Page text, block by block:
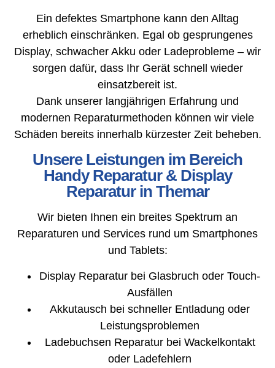
Ein defektes Smartphone kann den Alltag
erheblich einschränken. Egal ob gesprungenes
Display, schwacher Akku oder Ladeprobleme – wir
sorgen dafür, dass Ihr Gerät schnell wieder
einsatzbereit ist.
Dank unserer langjährigen Erfahrung und
modernen Reparaturmethoden können wir viele
Schäden bereits innerhalb kürzester Zeit beheben.
Unsere Leistungen im Bereich
Handy Reparatur & Display
Reparatur in Themar
Wir bieten Ihnen ein breites Spektrum an
Reparaturen und Services rund um Smartphones
und Tablets:
Display Reparatur bei Glasbruch oder Touch-
Ausfällen
Akkutausch bei schneller Entladung oder
Leistungsproblemen
Ladebuchsen Reparatur bei Wackelkontakt
oder Ladefehlern